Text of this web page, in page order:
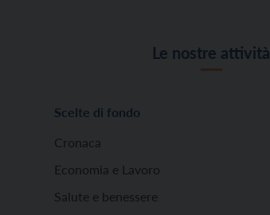
Le nostre attività
Scelte di fondo
Cronaca
Economia e Lavoro
Salute e benessere